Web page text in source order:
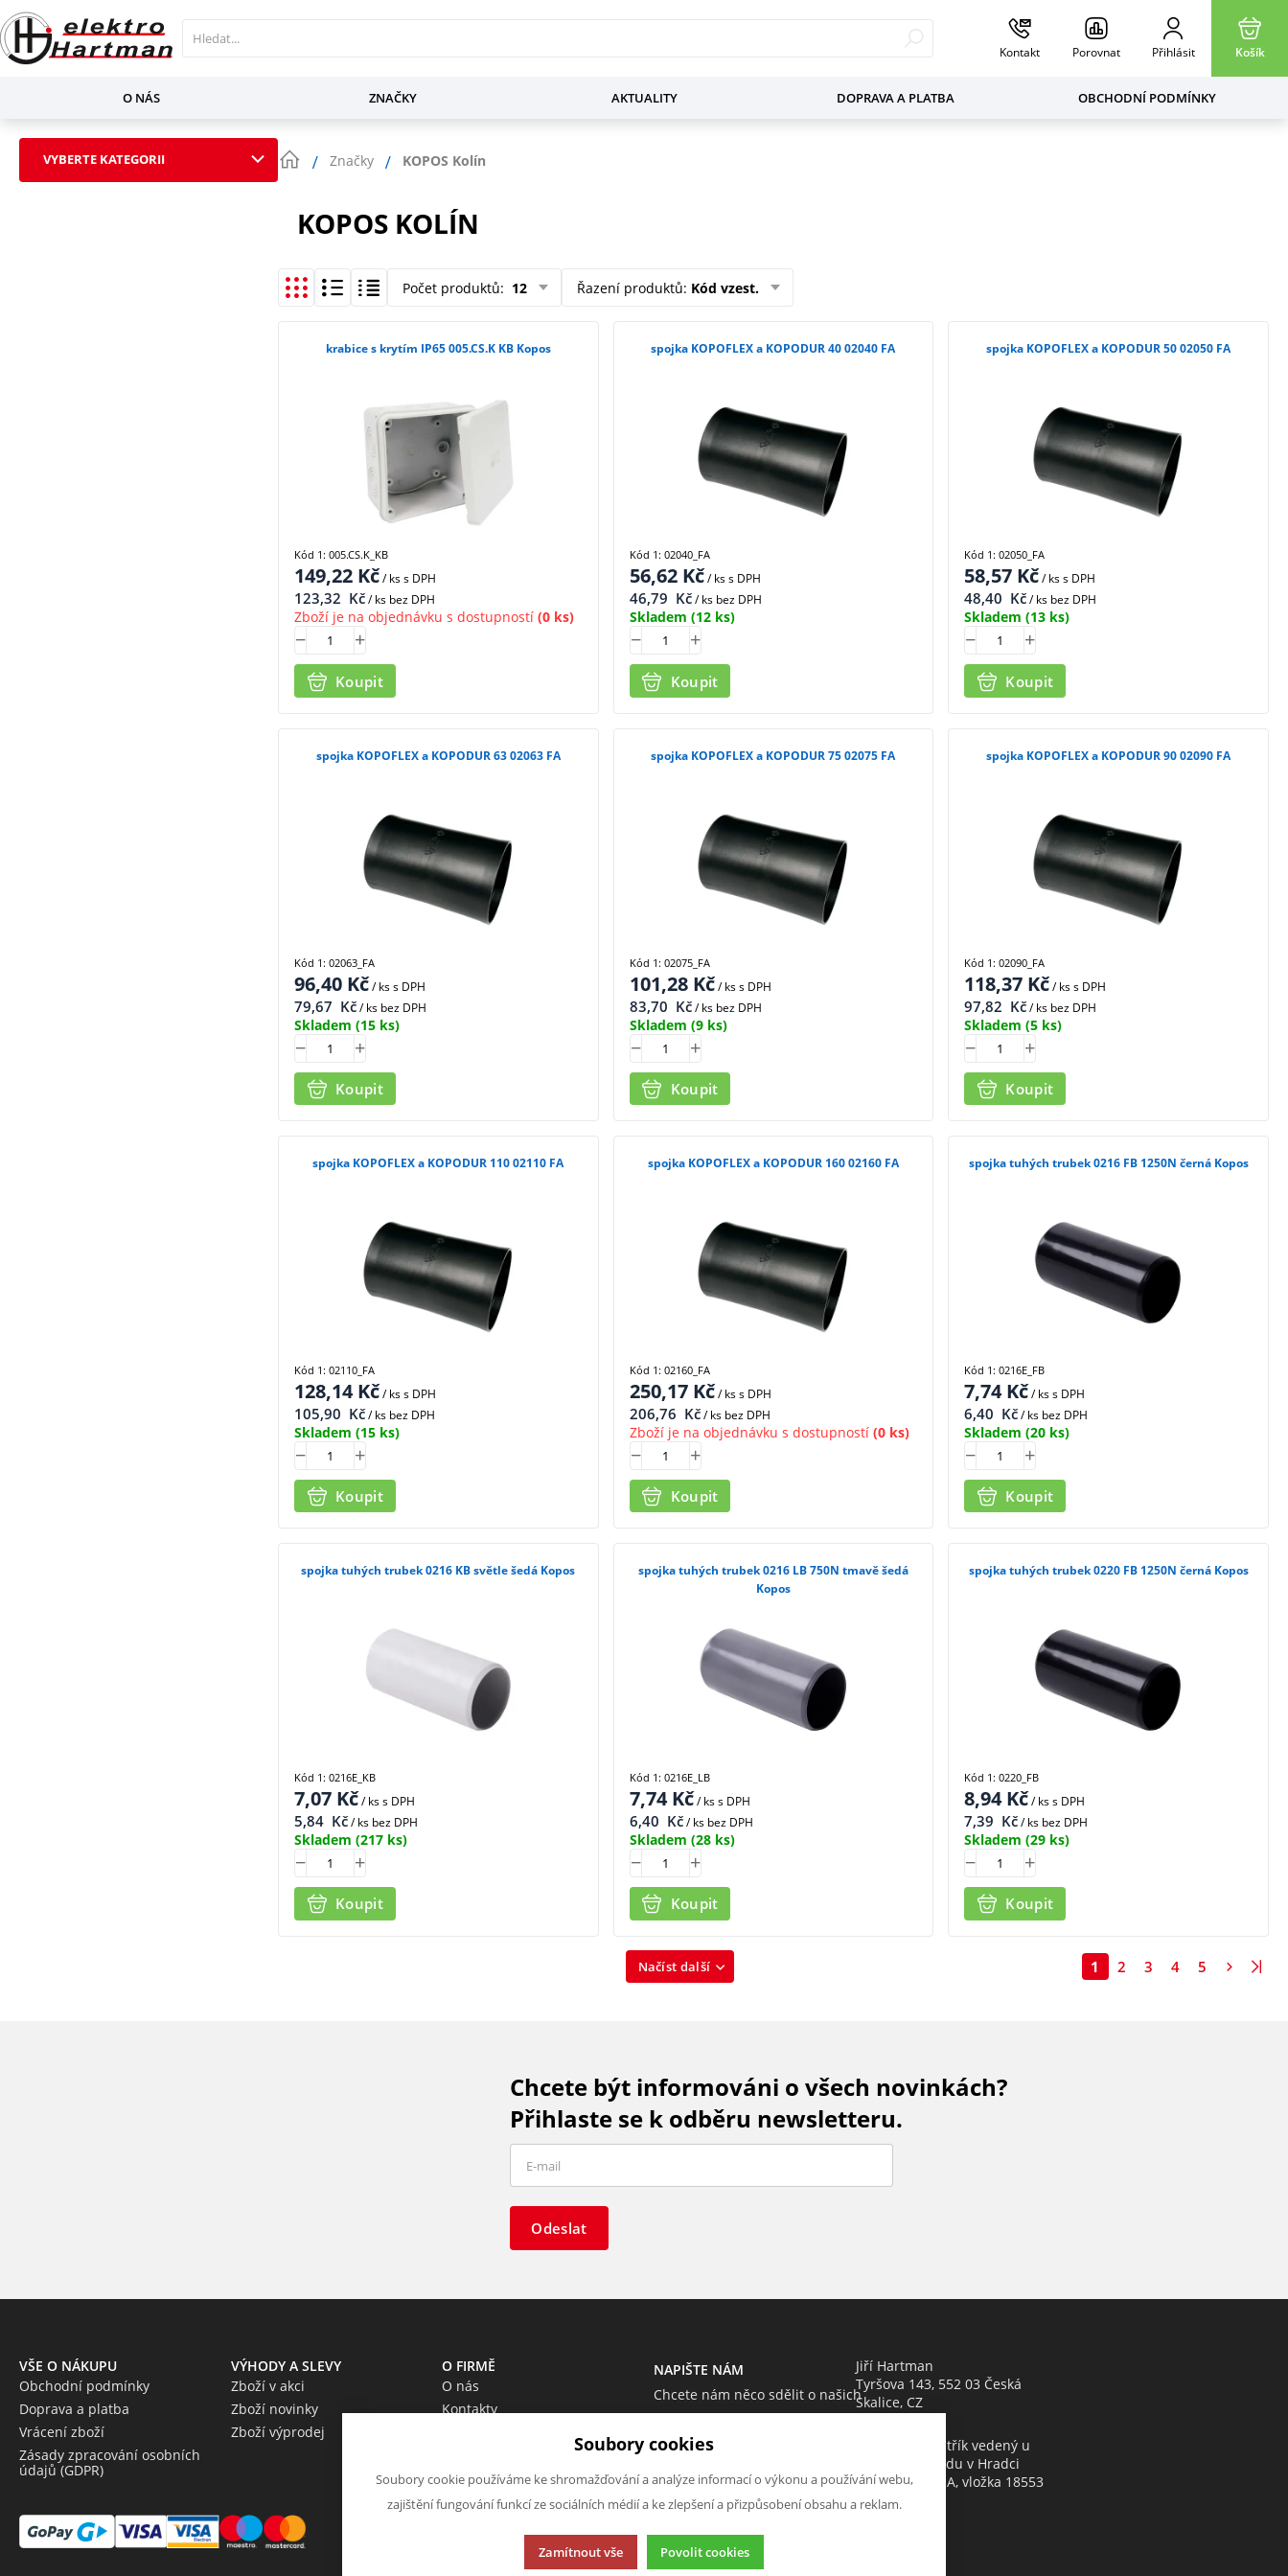
Kontakt Porovnat Přihlásit Košík
O NÁS ZNAČKY AKTUALITY DOPRAVA A PLATBA OBCHODNÍ PODMÍNKY
VYBERTE KATEGORII Značky KOPOS Kolín
KOPOS KOLÍN
Počet produktů: 12 Řazení produktů: Kód vzest.
krabice s krytím IP65 005.CS.K KB Kopos
149,22 Kč/ kss DPH
123,32 Kč/ ks bez DPH
Zboží je na objednávku s dostupností (0 ks)
Koupit
Kód 1: 005.CS.K_KB
spojka KOPOFLEX a KOPODUR 40 02040 FA
56,62Kč/ kss DPH
46,79 Kč/ ks bez DPH
Skladem (12 ks)
Koupit
Kód 1: 02040_FA
spojka KOPOFLEX a KOPODUR 50 02050 FA
58,57 Kč/ kss DPH
48,40 Kč/ ks bez DPH
Skladem (13 ks)
Koupit
Kód 1: 02050_FA
spojka KOPOFLEX a KOPODUR 63 02063 FA
96,40 Kč/ kss DPH
79,67 Kč/ ks bez DPH
Skladem (15 ks)
Koupit
Kód 1: 02063_FA
spojka KOPOFLEX a KOPODUR 75 02075 FA
101,28Kč/ kss DPH
83,70 Kč/ ks bez DPH
Skladem (9 ks)
Koupit
Kód 1: 02075_FA
spojka KOPOFLEX a KOPODUR 90 02090 FA
118,37 Kč/ kss DPH
97,82 Kč/ ks bez DPH
Skladem (5 ks)
Koupit
Kód 1: 02090_FA
spojka KOPOFLEX a KOPODUR 110 02110 FA
128,14Kč/ kss DPH
105,90 Kč/ ks bez DPH
Skladem (15 ks)
Koupit
Kód 1: 02110_FA
spojka KOPOFLEX a KOPODUR 160 02160 FA
250,17Kč/ kss DPH
206,76 Kč/ ks bez DPH
Zboží je na objednávku s dostupností(0 ks)
Koupit
Kód 1: 02160_FA
spojka tuhých trubek 0216 FB 1250N černá Kopos
7,74Kč/ kss DPH
6,40 Kč/ ks bez DPH
Skladem (20 ks)
Koupit
Kód 1: 0216E_FB
spojka tuhých trubek 0216 KB světle šedá Kopos
7,07 Kč/ kss DPH
5,84 Kč/ ks bez DPH
Skladem (217 ks)
Koupit
Kód 1: 0216E_KB
spojka tuhých trubek 0216 LB 750N tmavě šedá
Kopos
7,74Kč/ kss DPH
6,40 Kč/ ks bez DPH
Skladem (28 ks)
Koupit
Kód 1: 0216E_LB
spojka tuhých trubek 0220 FB 1250N černá Kopos
8,94Kč/ kss DPH
7,39 Kč/ ks bez DPH
Skladem (29 ks)
Koupit
Kód 1: 0220_FB
Načíst další 1 2 3 4 5
Chcete být informováni o všech novinkách?
Přihlaste se k odběru newsletteru.
Odeslat
VŠE O NÁKUPU
Obchodní podmínky
Doprava a platba
Vrácení zboží
Zásady zpracování osobních
údajů (GDPR)
VÝHODY A SLEVY
Zboží v akci
Zboží novinky
Zboží výprodej
O FIRMĚ
O nás
Kontakty
NAPIŠTE NÁM
Chcete nám něco sdělit o našich
Neváhejte napsat.
Chci napsat zprávu
Jiří Hartman
Tyršova 143, 552 03 Česká
Skalice, CZ
Obchodní rejstřík vedený u
Krajského soudu v Hradci
Králové, oddíl A, vložka 18553
Soubory cookies
Soubory cookie používáme ke shromažďování a analýze informací o výkonu a používání webu,
zajištění fungování funkcí ze sociálních médií a ke zlepšení a přizpůsobení obsahu a reklam.
Zamítnout vše Povolit cookies